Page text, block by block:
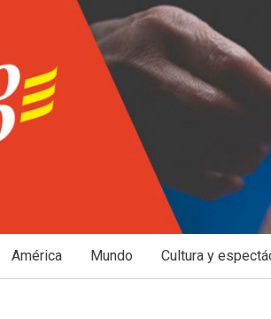
América Mundo Cultura y